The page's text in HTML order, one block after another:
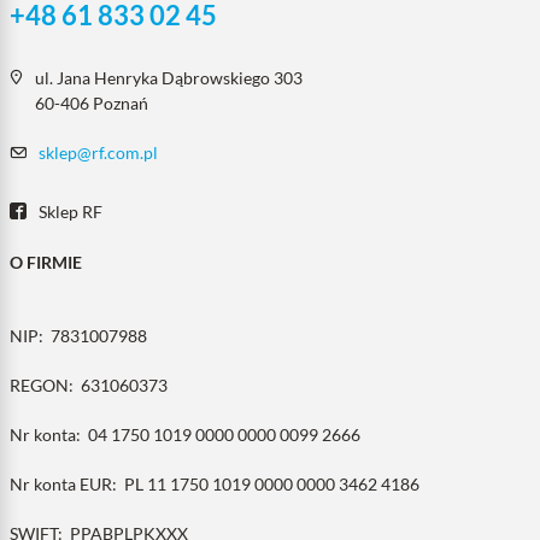
+48 61 833 02 45
ul. Jana Henryka Dąbrowskiego 303
60-406 Poznań
sklep@rf.com.pl
Sklep RF
O FIRMIE
NIP: 7831007988
REGON: 631060373
Nr konta: 04 1750 1019 0000 0000 0099 2666
Nr konta EUR: PL 11 1750 1019 0000 0000 3462 4186
SWIFT: PPABPLPKXXX